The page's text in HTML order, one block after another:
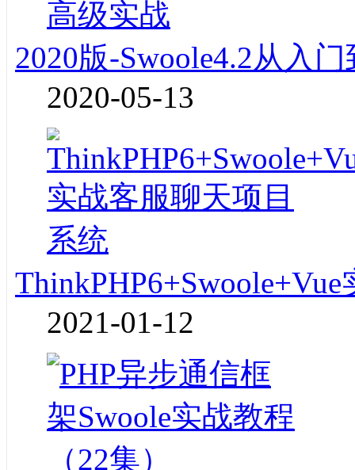
2020版-Swoole4.2从入
2020-05-13
2021-01-12